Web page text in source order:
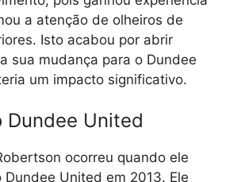
a atenção de olheiros de
Isto acabou por abrir
sua mudança para o Dundee
um impacto significativo.
Dundee United
ocorreu quando ele
Dundee United em 2013. Ele